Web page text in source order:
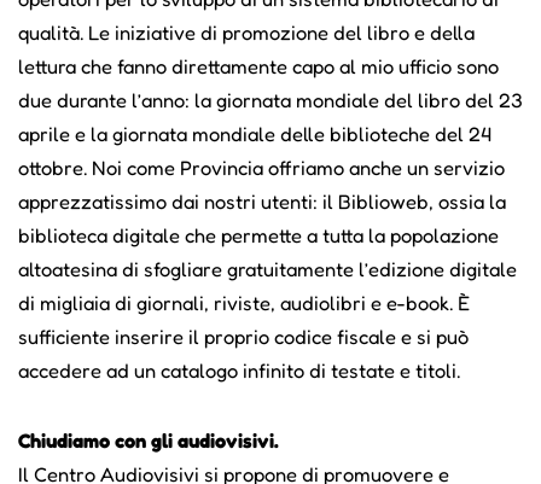
qualità. Le iniziative di promozione del libro e della
lettura che fanno direttamente capo al mio ufficio sono
due durante l’anno: la giornata mondiale del libro del 23
aprile e la giornata mondiale delle biblioteche del 24
ottobre. Noi come Provincia offriamo anche un servizio
apprezzatissimo dai nostri utenti: il Biblioweb, ossia la
biblioteca digitale che permette a tutta la popolazione
altoatesina di sfogliare gratuitamente l’edizione digitale
di migliaia di giornali, riviste, audiolibri e e-book. È
sufficiente inserire il proprio codice fiscale e si può
accedere ad un catalogo infinito di testate e titoli.
Chiudiamo con gli audiovisivi.
Il Centro Audiovisivi si propone di promuovere e